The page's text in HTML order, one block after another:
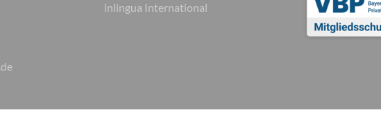
inlingua International